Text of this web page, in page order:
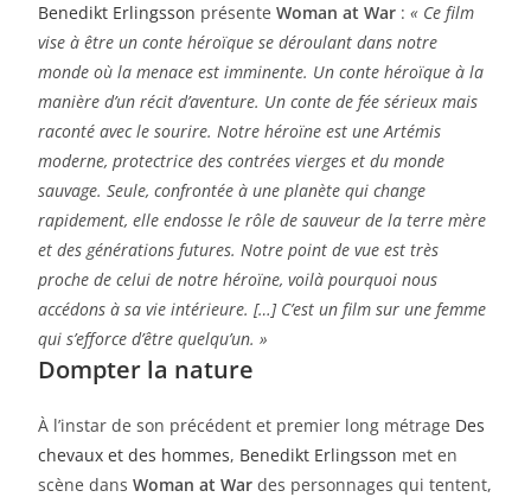
Benedikt Erlingsson présenteWoman at War :« Ce film
vise à être un conte héroïque se déroulant dans notre
monde où la menace est imminente. Un conte héroïque à la
manière d’un récit d’aventure. Un conte de fée sérieux mais
raconté avec le sourire. Notre héroïne est une Artémis
moderne, protectrice des contrées vierges et du monde
sauvage. Seule, confrontée à une planète qui change
rapidement, elle endosse le rôle de sauveur de la terre mère
et des générations futures. Notre point de vue est très
proche de celui de notre héroïne, voilà pourquoi nous
accédons à sa vie intérieure. […] C’est un film sur une femme
qui s’efforce d’être quelqu’un. »
Dompter la nature
À l’instar de son précédent et premier long métrage Des
chevaux et des hommes, Benedikt Erlingsson met en
scène dansWoman at War des personnages qui tentent,